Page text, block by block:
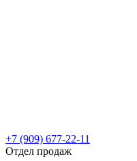
+7 (909) 677-22-11
Отдел продаж